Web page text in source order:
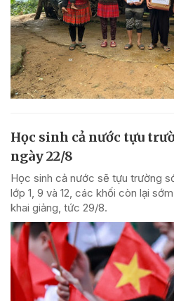
Học sinh cả nước tựu
ngày 22/8
Học sinh cả nước sẽ tựu trường
lớp 1, 9 và 12, các khối còn lại
khai giảng, tức 29/8.